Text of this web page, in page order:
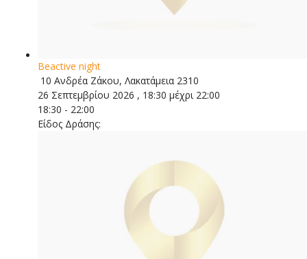
Beactive night
10 Ανδρέα Ζάκου, Λακατάμεια 2310
26 Σεπτεμβρίου 2026 , 18:30 μέχρι 22:00
18:30 - 22:00
Είδος Δράσης: